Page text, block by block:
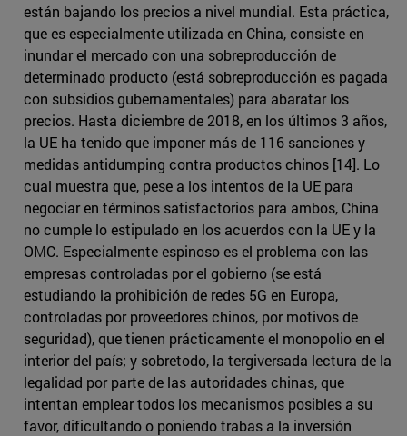
están bajando los precios a nivel mundial. Esta práctica,
que es especialmente utilizada en China, consiste en
inundar el mercado con una sobreproducción de
determinado producto (está sobreproducción es pagada
con subsidios gubernamentales) para abaratar los
precios. Hasta diciembre de 2018, en los últimos 3 años,
la UE ha tenido que imponer más de 116 sanciones y
medidas antidumping contra productos chinos [14]. Lo
cual muestra que, pese a los intentos de la UE para
negociar en términos satisfactorios para ambos, China
no cumple lo estipulado en los acuerdos con la UE y la
OMC. Especialmente espinoso es el problema con las
empresas controladas por el gobierno (se está
estudiando la prohibición de redes 5G en Europa,
controladas por proveedores chinos, por motivos de
seguridad), que tienen prácticamente el monopolio en el
interior del país; y sobretodo, la tergiversada lectura de la
legalidad por parte de las autoridades chinas, que
intentan emplear todos los mecanismos posibles a su
favor, dificultando o poniendo trabas a la inversión